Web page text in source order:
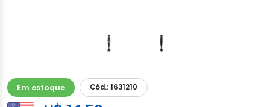
Em estoque Cód.: 1631210